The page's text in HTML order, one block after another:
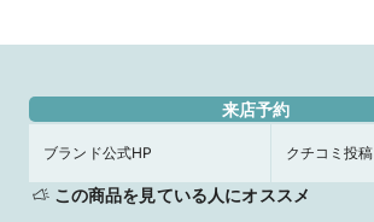
来店予約
ブランド公式HP クチコミ投稿
この商品を見ている人にオススメ